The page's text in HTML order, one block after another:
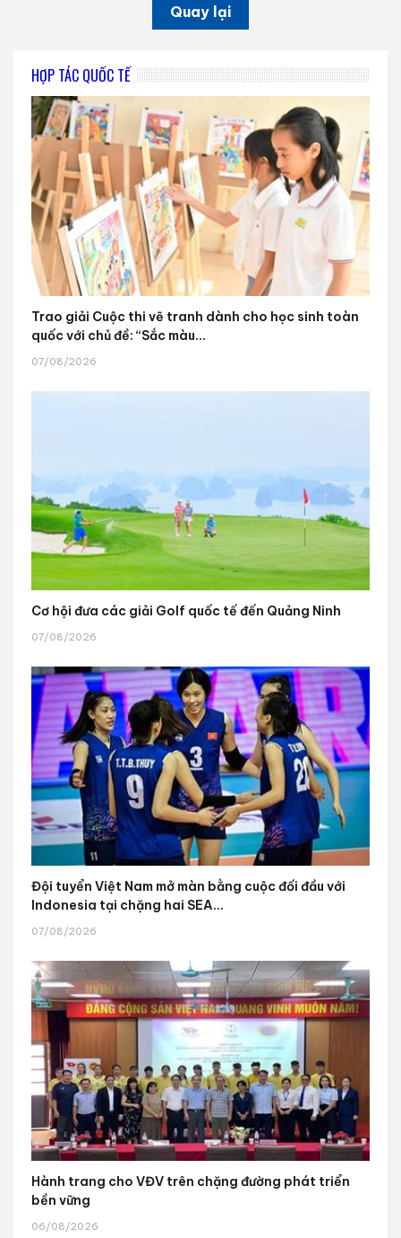
Quay lại
HỢP TÁC QUỐC TẾ
Trao giải Cuộc thi vẽ tranh dành cho học sinh toàn
quốc với chủ đề: “Sắc màu...
07/08/2026
Cơ hội đưa các giải Golf quốc tế đến Quảng Ninh
07/08/2026
Đội tuyển Việt Nam mở màn bằng cuộc đối đầu với
Indonesia tại chặng hai SEA...
07/08/2026
Hành trang cho VĐV trên chặng đường phát triển
bền vững
06/08/2026